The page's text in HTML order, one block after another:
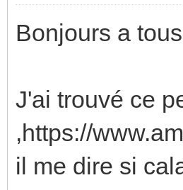
Bonjours a
J'ai trouvé ce
,https://
il me dire si